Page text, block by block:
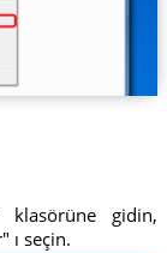
klasörüne gidin,
ı seçin.